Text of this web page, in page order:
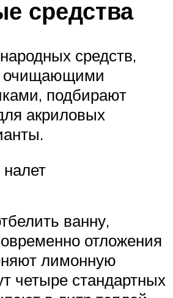
средства
средств,
очищающими
подбирают
акриловых
ванну,
отложения
лимонную
четыре стандартных